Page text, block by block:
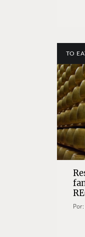
TO
Por: